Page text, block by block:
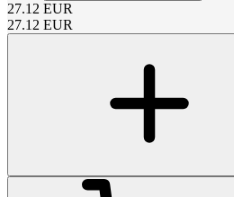
27.12 EUR
27.12 EUR